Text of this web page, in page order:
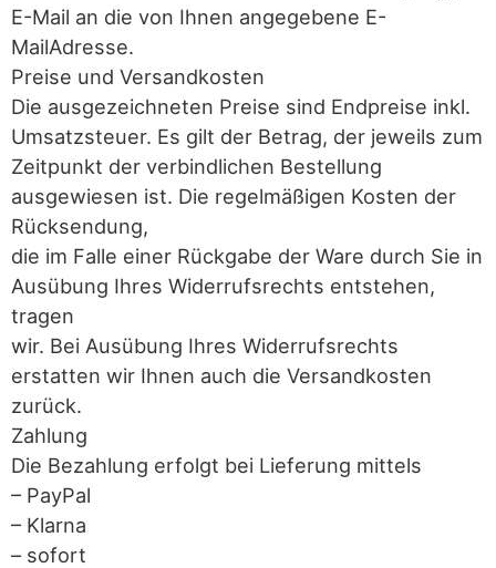
E-Mail an die von Ihnen angegebene E-
MailAdresse.
Preise und Versandkosten
Die ausgezeichneten Preise sind Endpreise inkl.
Umsatzsteuer. Es gilt der Betrag, der jeweils zum
Zeitpunkt der verbindlichen Bestellung
ausgewiesen ist. Die regelmäßigen Kosten der
Rücksendung,
die im Falle einer Rückgabe der Ware durch Sie in
Ausübung Ihres Widerrufsrechts entstehen,
tragen
wir. Bei Ausübung Ihres Widerrufsrechts
erstatten wir Ihnen auch die Versandkosten
zurück.
Zahlung
Die Bezahlung erfolgt bei Lieferung mittels
– PayPal
– Klarna
– sofort